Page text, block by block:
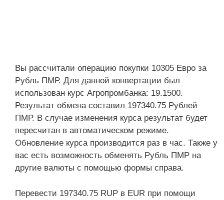
Вы рассчитали операцию покупки 10305 Евро за
Рубль ПМР. Для данной конвертации был
использован курс Агропромбанка: 19.1500.
Результат обмена составил 197340.75 Рублей
ПМР. В случае изменения курса результат будет
пересчитан в автоматическом режиме.
Обновление курса производится раз в час. Также у
вас есть возможность обменять Рубль ПМР на
другие валюты с помощью формы справа.
Перевести 197340.75 RUP в EUR при помощи